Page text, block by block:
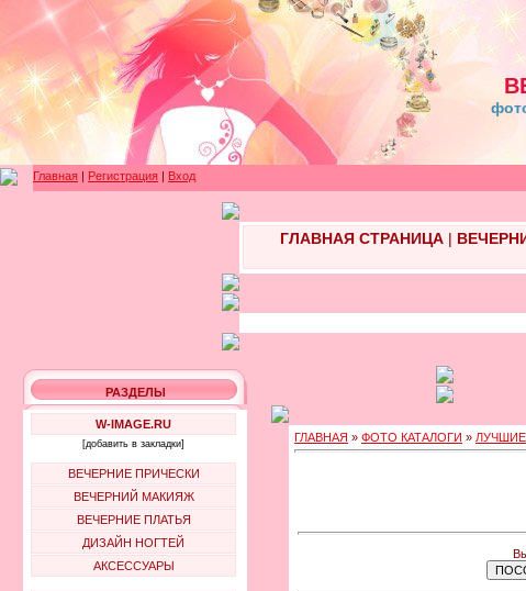
Главная | Регистрация | Вход
ГЛАВНАЯ СТРАНИЦА|
РАЗДЕЛЫ
W-IMAGE.RU
[добавить в закладки]
ВЕЧЕРНИЕ ПРИЧЕСКИ
ВЕЧЕРНИЙ МАКИЯЖ
ВЕЧЕРНИЕ ПЛАТЬЯ
ДИЗАЙН НОГТЕЙ
АКСЕССУАРЫ
ГЛАВНАЯ » ФОТО КАТАЛОГИ »